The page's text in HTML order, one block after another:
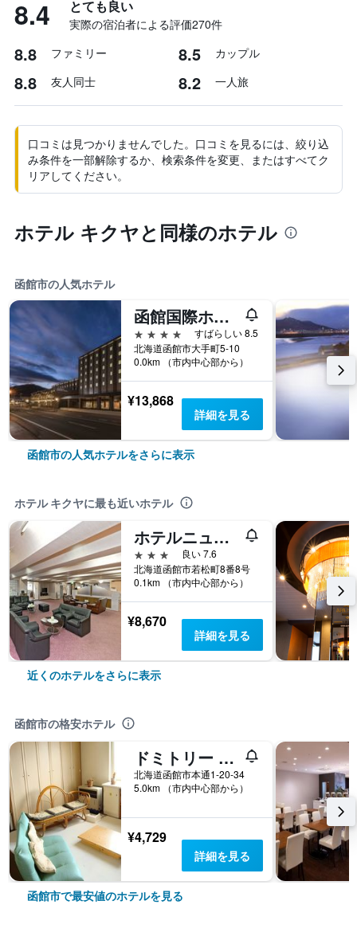
8.4 とても良い
実際の宿泊者による評価270​件
8.8 ファミリー 8.5 カップル
8.8 友人同士 8.2 一人旅
口コミは見つかりませんでした。口コミを見るには、絞り込
み条件を一部解除するか、検索条件を変更、またはすべてク
リアしてください。
ホテル キクヤと同様のホテル
函館市の人気ホテル
函館国際ホテル
4つ星
すばらしい 8.5
北海道函館市大手町5-10
0.0km （市内中心部から）
¥13,868
詳細を見る
函館市の人気ホテルをさらに表示
ホテル キクヤに最も近いホテル
ホテルニューオーテ
3つ星
良い 7.6
北海道函館市若松町8番8号
0.1km （市内中心部から）
¥8,670
詳細を見る
近くのホテルをさらに表示
函館市の格安ホテル
ドミトリー シルシル
北海道函館市本通1-20-34
5.0km （市内中心部から）
¥4,729
詳細を見る
函館市で最安値のホテルを見る